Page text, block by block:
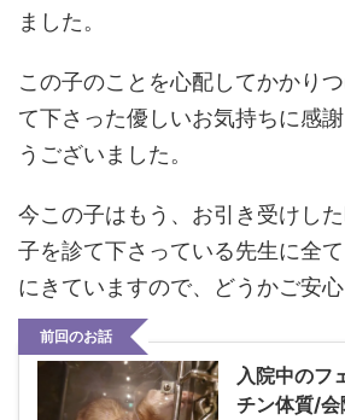
ました。
この子のことを心配してかかり
て下さった優しいお気持ちに感
うございました。
今この子はもう、お引き受けし
子を診て下さっている先生に全
にきていますので、どうかご安心
前回のお話
入院中のフ
チン体質/